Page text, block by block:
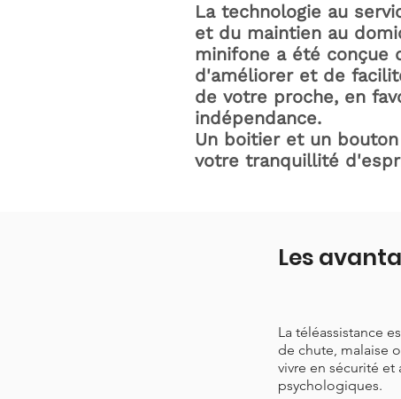
La technologie au
et du maintien au
minifone a été conçue
d'améliorer et de
de votre proche, en
indépendance.
Un boitier et un
votre tranquillité
Les
La téléassistance
de chute, malaise
vivre en sécurité
psychologiques.